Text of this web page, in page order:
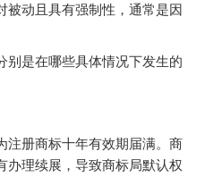
被动且具有强制性，通常是因
别是在哪些具体情况下发生的
注册商标十年有效期届满。商
办理续展，导致商标局默认权